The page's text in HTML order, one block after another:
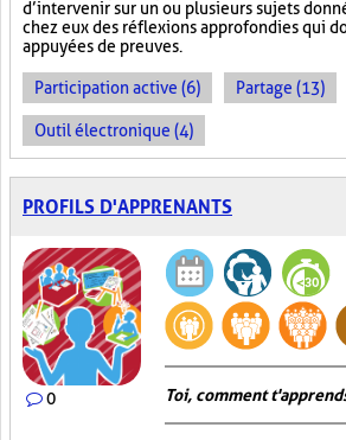
d’intervenir sur un ou plusieurs sujets
chez eux des réflexions approfondies qui
appuyées de preuves.
Participation active (6) Partage (13)
Outil électronique (4)
PROFILS D'APPRENANTS
0 Toi, comment